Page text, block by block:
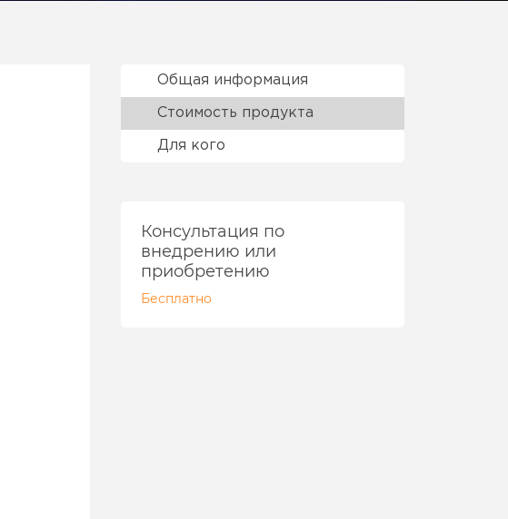
Общая информация
Стоимость продукта
Для кого
Консультация по
внедрению или
приобретению
Бесплатно